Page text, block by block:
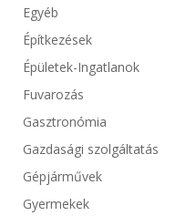
Egyéb
Építkezések
Épületek-Ingatlanok
Fuvarozás
Gasztronómia
Gazdasági szolgáltatás
Gépjárművek
Gyermekek